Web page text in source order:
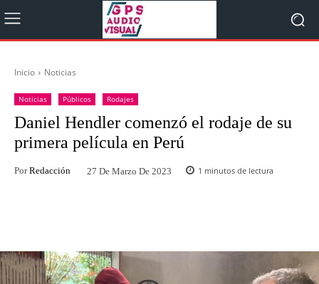
Inicio Noticias
Noticias Públicos Rodajes
Daniel Hendler comenzó el rodaje de su
primera película en Perú
Por Redacción 27 De Marzo De 2023 1 minutos de lectura